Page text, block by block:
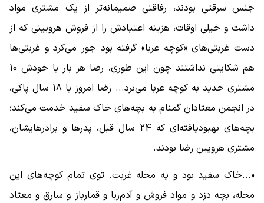
جنس سرقتی بودند، رفاقتی صمیمانه‌تر از یک مشتری مواد
داشت و خیلی اوقات، هزینه اعتیادش را از فروش هرویینی که از
دست غربتی‌های «کوچه عربا» گرفته بود جور می‌کرد و غربتی‌ها
هم شکایتی نداشتند چون این طوری، رضا هر بار با خودش 10
مشتری جدید به کوچه عربا می‌برد... رضا امروز با 18 سال پاکی،
در انجمن معتادان گمنام به بچه‌های خاک سفید خدمت می‌کند؛
بچه‌های بهبودیافته‌ای که 24 سال قبل، پدرها و برادرهایشان،
مشتری هرویین رضا بودند.
«...خاک سفید بود و یه محله غربت. توی تمام کوچه‌های این
محله، بچه دزد و مواد فروش و آدم‌ربا و قمارباز و سارق و معتاد